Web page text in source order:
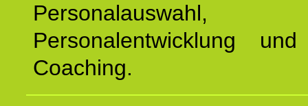
Personalauswahl,
Personalentwicklung
Coaching.